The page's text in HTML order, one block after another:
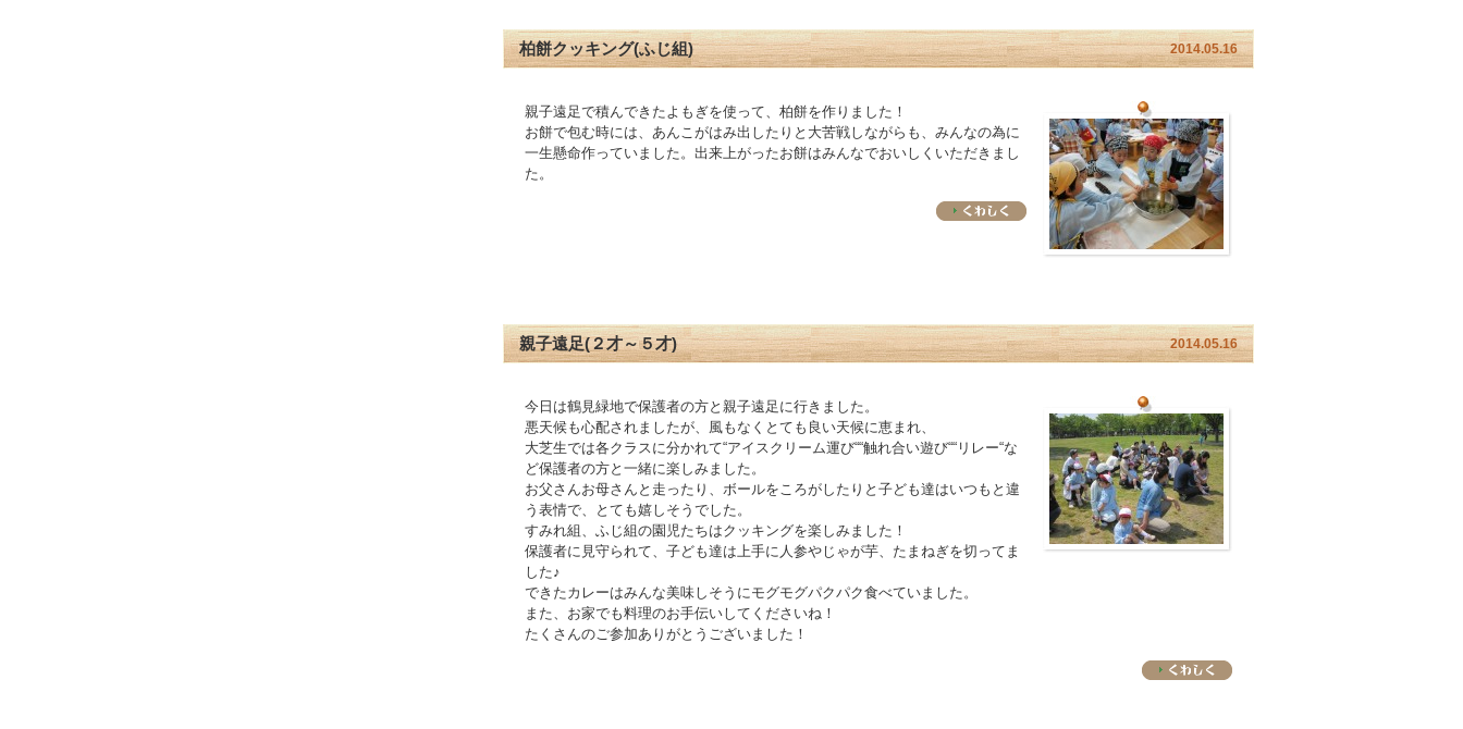
柏餅クッキング(ふじ組) 2014.05.16
親子遠足で積んできたよもぎを使って、柏餅を作りました！
お餅で包む時には、あんこがはみ出したりと大苦戦しながらも、みんなの為に
一生懸命作っていました。出来上がったお餅はみんなでおいしくいただきまし
た。
親子遠足(２才～５才) 2014.05.16
今日は鶴見緑地で保護者の方と親子遠足に行きました。
悪天候も心配されましたが、風もなくとても良い天候に恵まれ、
大芝生では各クラスに分かれて“アイスクリーム運び““触れ合い遊び““リレー“な
ど保護者の方と一緒に楽しみました。
お父さんお母さんと走ったり、ボールをころがしたりと子ども達はいつもと違
う表情で、とても嬉しそうでした。
すみれ組、ふじ組の園児たちはクッキングを楽しみました！
保護者に見守られて、子ども達は上手に人参やじゃが芋、たまねぎを切ってま
した♪
できたカレーはみんな美味しそうにモグモグパクパク食べていました。
また、お家でも料理のお手伝いしてくださいね！
たくさんのご参加ありがとうございました！